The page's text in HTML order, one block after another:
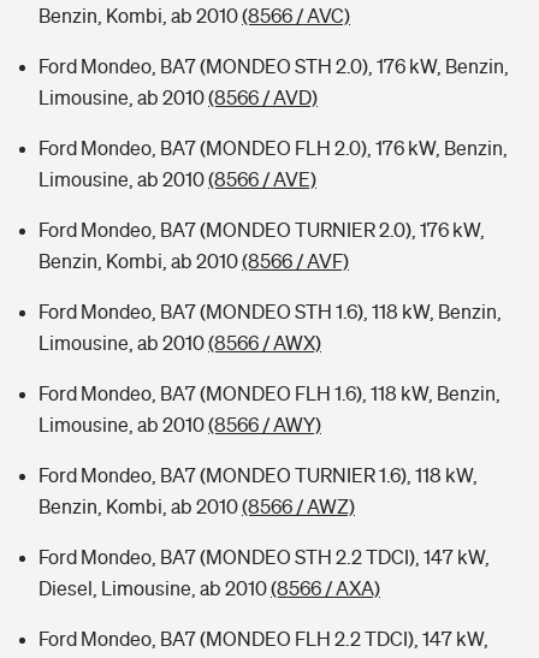
Benzin, Kombi, ab 2010(8566 / AVC)
Ford Mondeo, BA7 (MONDEO STH 2.0), 176 kW, Benzin,
Limousine, ab 2010(8566 / AVD)
Ford Mondeo, BA7 (MONDEO FLH 2.0), 176 kW, Benzin,
Limousine, ab 2010(8566 / AVE)
Ford Mondeo, BA7 (MONDEO TURNIER 2.0), 176 kW,
Benzin, Kombi, ab 2010(8566 / AVF)
Ford Mondeo, BA7 (MONDEO STH 1.6), 118 kW, Benzin,
Limousine, ab 2010(8566 / AWX)
Ford Mondeo, BA7 (MONDEO FLH 1.6), 118 kW, Benzin,
Limousine, ab 2010(8566 / AWY)
Ford Mondeo, BA7 (MONDEO TURNIER 1.6), 118 kW,
Benzin, Kombi, ab 2010(8566 / AWZ)
Ford Mondeo, BA7 (MONDEO STH 2.2 TDCI), 147 kW,
Diesel, Limousine, ab 2010(8566 / AXA)
Ford Mondeo, BA7 (MONDEO FLH 2.2 TDCI), 147 kW,